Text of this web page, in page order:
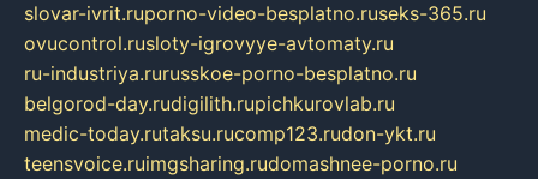
slovar-ivrit.ruporno-video-besplatno.ruseks-365.ru
ovucontrol.rusloty-igrovyye-avtomaty.ru
ru-industriya.rurusskoe-porno-besplatno.ru
belgorod-day.rudigilith.rupichkurovlab.ru
medic-today.rutaksu.rucomp123.rudon-ykt.ru
teensvoice.ruimgsharing.rudomashnee-porno.ru